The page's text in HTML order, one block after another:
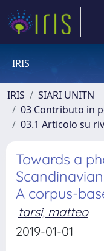
IRIS
IRIS
SIARI UNITN
03 Contributo in
03.1 Articolo su
Towards a
A corpus-
tarsi, matteo
2019-01-01